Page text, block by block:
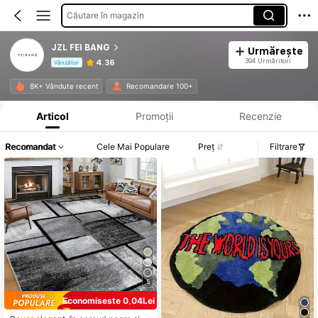
Căutare în magazin
JZL FEI BANG
Vânzător 4.36
Urmărește
394 Urmăritori
8K+ Vândute recent Recomandare 100+
Informații despre produs: Divulgarea prețului, detalii privind vânzările și stocul.
Articol Promoții Recenzie
Recomandat Cele Mai Populare Preț Filtrare
5
Economisește 0,04Lei